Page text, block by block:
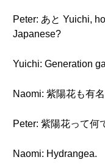
Peter: あと Yuichi,
Japanese?
Yuichi: Generation
Naomi: 紫陽花も有名
Peter: 紫陽花って何
Naomi: Hydrangea.